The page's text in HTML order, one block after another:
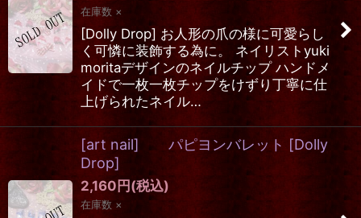
在庫数 ×
[Dolly Drop] お人形の爪の様に可愛らし
く可憐に装飾する為に。 ネイリストyuki
moritaデザインのネイルチップ ハンドメ
イドで一枚一枚チップをけずり丁寧に仕
上げられたネイル…
[art nail] パピヨンバレット [Dolly
Drop]
2,160 円 (税込)
在庫数 ×